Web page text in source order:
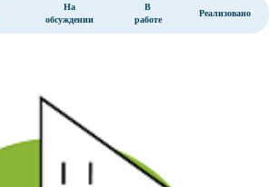
На
обсуждении
В
работе
Реализовано